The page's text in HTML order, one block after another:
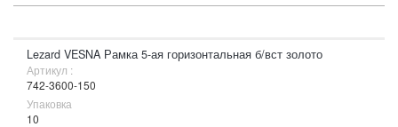
Lezard VESNA Рамка 5-ая горизонтальная б/вст золото
Артикул :
742-3600-150
Упаковка
10